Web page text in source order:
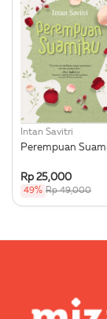
Intan Savitri
Perempuan
Rp 25,000
49% Rp 49,000